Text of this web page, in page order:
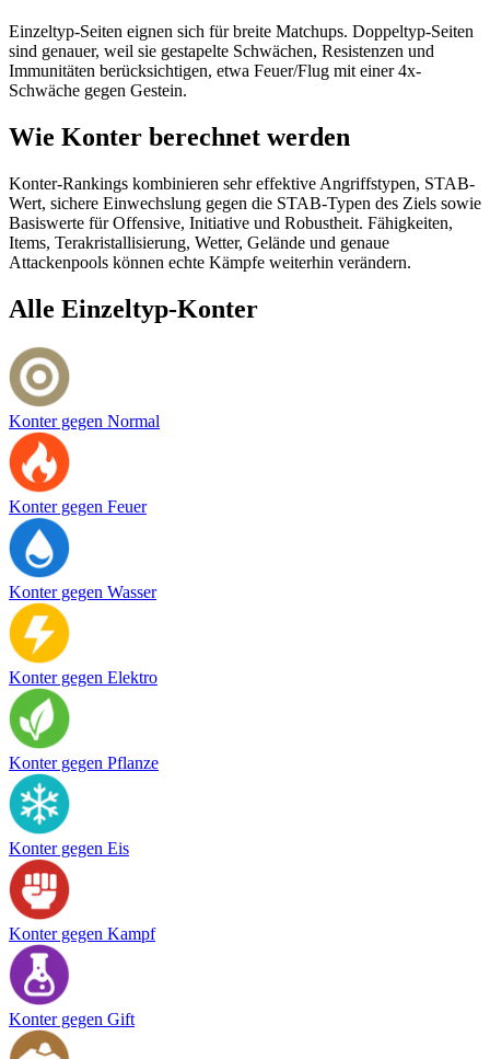
Einzeltyp-Seiten eignen sich für breite Matchups. Doppeltyp-Seiten
sind genauer, weil sie gestapelte Schwächen, Resistenzen und
Immunitäten berücksichtigen, etwa Feuer/Flug mit einer 4x-
Schwäche gegen Gestein.
Wie Konter berechnet werden
Konter-Rankings kombinieren sehr effektive Angriffstypen, STAB-
Wert, sichere Einwechslung gegen die STAB-Typen des Ziels sowie
Basiswerte für Offensive, Initiative und Robustheit. Fähigkeiten,
Items, Terakristallisierung, Wetter, Gelände und genaue
Attackenpools können echte Kämpfe weiterhin verändern.
Alle Einzeltyp-Konter
Konter gegen Normal
Konter gegen Feuer
Konter gegen Wasser
Konter gegen Elektro
Konter gegen Pflanze
Konter gegen Eis
Konter gegen Kampf
Konter gegen Gift